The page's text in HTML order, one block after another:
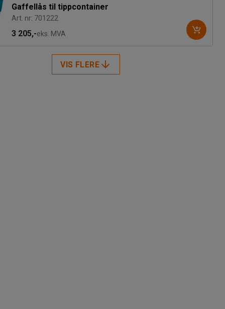
Gaffellås til tippcontainer
Art. nr: 701222
3 205,-eks. MVA
VIS FLERE